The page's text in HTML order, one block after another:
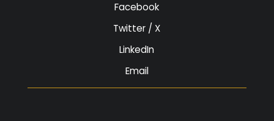
Facebook
Twitter / X
LinkedIn
Email